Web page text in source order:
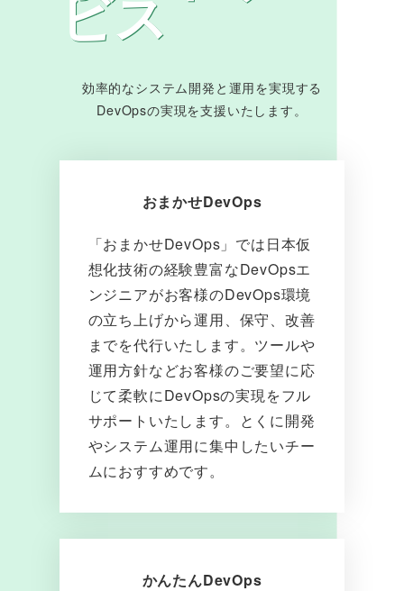
ビス
効率的なシステム開発と運用を実現する
DevOpsの実現を支援いたします。
おまかせDevOps
「おまかせDevOps」では日本仮
想化技術の経験豊富なDevOpsエ
ンジニアがお客様のDevOps環境
の立ち上げから運用、保守、改善
までを代行いたします。ツールや
運用方針などお客様のご要望に応
じて柔軟にDevOpsの実現をフル
サポートいたします。とくに開発
やシステム運用に集中したいチー
ムにおすすめです。
かんたんDevOps